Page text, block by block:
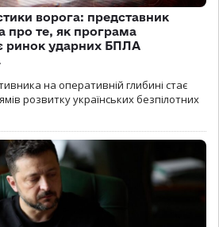
ворога: представник
про те, як програма
ринок ударних БПЛА
на оперативній глибині стає
розвитку українських безпілотних